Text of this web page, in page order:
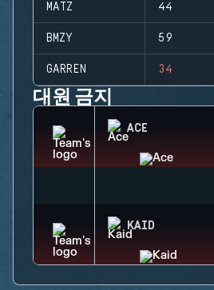
MATZ 44
BMZY 59
GARREN 34
대원 금지
ACE
KAID